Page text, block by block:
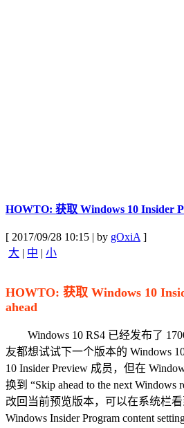
HOWTO: 获取 Windows 10 Insider
[ 2017/09/28 10:15 | by gOxiA]
大 | 中 | 小
HOWTO: 获取 Windows 10
ahead
Windows 10 RS4 已经发布了
友都想试试下一个版本的 Windows
10 Insider Preview 成员，但在
换到 “Skip ahead to the next Windows
改回当前预览版本，可以在系统栏
Windows Insider Program content